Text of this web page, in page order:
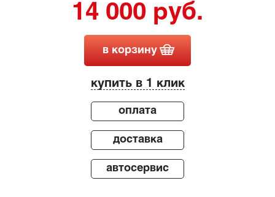
14 000 руб.
в корзину
купить в 1 клик
оплата
доставка
автосервис